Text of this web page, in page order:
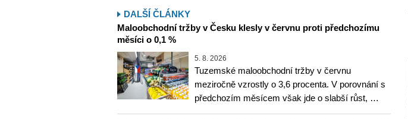
DALŠÍ ČLÁNKY
Maloobchodní tržby v Česku klesly v červnu proti předchozímu
měsíci o 0,1 %
5. 8. 2026
Tuzemské maloobchodní tržby v červnu
meziročně vzrostly o 3,6 procenta. V porovnání s
předchozím měsícem však jde o slabší růst, …